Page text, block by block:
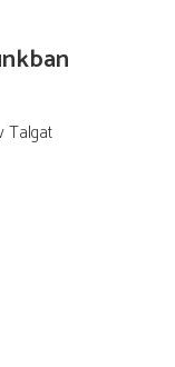
Talgat